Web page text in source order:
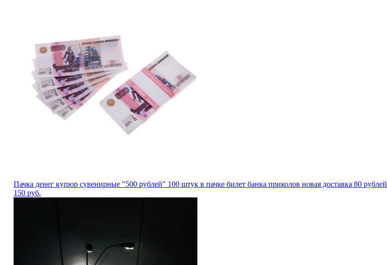
Пачка денег купюр сувенирные "500 рублей" 100 штук в пачке билет банка приколов новая доставка 80 рублей
150 руб.